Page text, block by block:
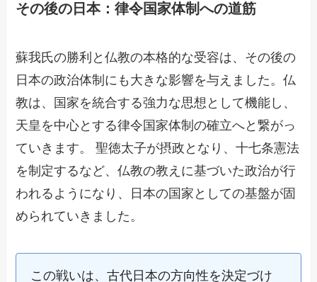
その後の日本：律令国家体制への道筋
蘇我氏の勝利と仏教の本格的な受容は、その後の
日本の政治体制にも大きな影響を与えました。仏
教は、国家を統合する強力な思想として機能し、
天皇を中心とする律令国家体制の確立へと繋がっ
ていきます。 聖徳太子が摂政となり、十七条憲法
を制定するなど、仏教の教えに基づいた政治が行
われるようになり、日本の国家としての基盤が固
められていきました。
この戦いは、古代日本の方向性を決定づけ